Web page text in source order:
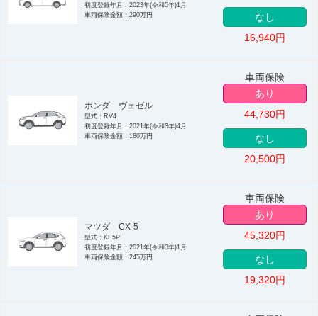
初度登録年月：2023年(令和5年)1月
車両保険金額：290万円
なし
16,940円
ホンダ ヴェゼル
型式：RV4
初度登録年月：2021年(令和3年)4月
車両保険金額：180万円
車両保険
あり
44,730円
なし
20,500円
マツダ CX-5
型式：KF5P
初度登録年月：2021年(令和3年)1月
車両保険金額：245万円
車両保険
あり
45,320円
なし
19,320円